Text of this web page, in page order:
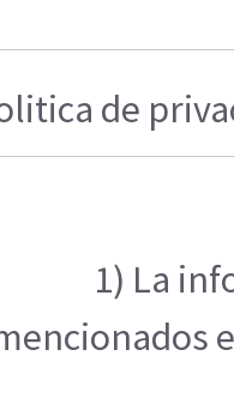
de
1) La